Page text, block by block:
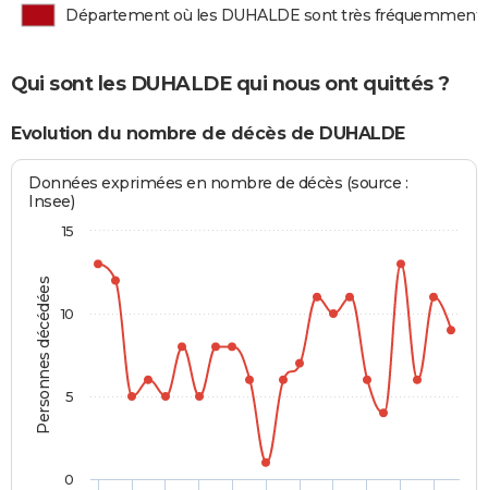
Département où les DUHALDE sont très fréquemment
Qui sont les DUHALDE qui nous ont quittés ?
Evolution du nombre de décès de DUHALDE
Personnes décédées
Données exprimées en nombre de décès (source :
Insee)
0
5
10
15